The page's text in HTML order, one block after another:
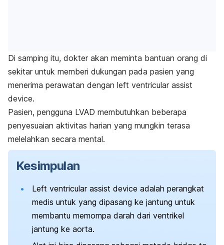
Di samping itu, dokter akan meminta bantuan orang di
sekitar untuk memberi dukungan pada pasien yang
menerima perawatan dengan left ventricular assist
device.
Pasien, pengguna LVAD membutuhkan beberapa
penyesuaian aktivitas harian yang mungkin terasa
melelahkan secara mental.
Kesimpulan
Left ventricular assist device adalah perangkat
medis untuk yang dipasang ke jantung untuk
membantu memompa darah dari ventrikel
jantung ke aorta.